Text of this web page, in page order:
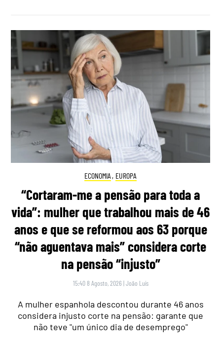
ECONOMIA , EUROPA
“Cortaram-me a pensão para toda a
vida”: mulher que trabalhou mais de 46
anos e que se reformou aos 63 porque
“não aguentava mais” considera corte
na pensão “injusto”
15:40 8 Agosto, 2026 |João Luís
A mulher espanhola descontou durante 46 anos
considera injusto corte na pensão: garante que
não teve "um único dia de desemprego"